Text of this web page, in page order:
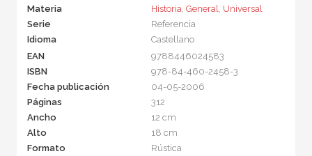
Materia
Historia, General, Universal
Serie
Referencia
Idioma
Castellano
EAN
9788446024583
ISBN
978-84-460-2458-3
Fecha publicación
04-05-2006
Páginas
312
Ancho
12 cm
Alto
18 cm
Formato
Rústica